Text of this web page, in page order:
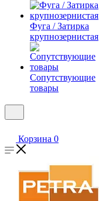
Фуга / Затирка
крупнозернистая
Сопутствующие
товары
Корзина 0